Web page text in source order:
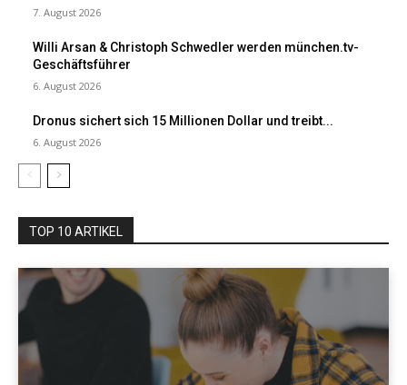
7. August 2026
Willi Arsan & Christoph Schwedler werden münchen.tv-
Geschäftsführer
6. August 2026
Dronus sichert sich 15 Millionen Dollar und treibt...
6. August 2026
TOP 10 ARTIKEL